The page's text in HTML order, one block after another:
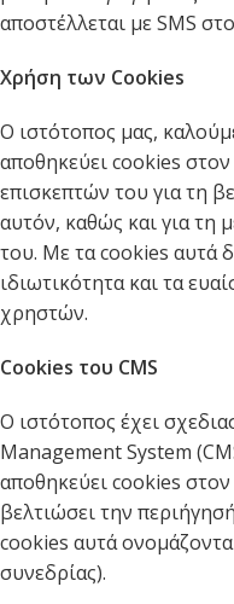
αποστέλλεται με SMS
Χρήση των Cookies
Ο ιστότοπος μας,
αποθηκεύει cookies
επισκεπτών του για τη
αυτόν, καθώς και για τη
του. Με τα cookies αυτά
ιδιωτικότητα και τα
χρηστών.
Cookies του CMS
Ο ιστότοπος έχει
Management System
αποθηκεύει cookies
βελτιώσει την
cookies αυτά
συνεδρίας).